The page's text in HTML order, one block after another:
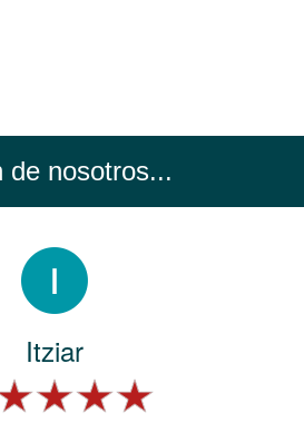
de nosotros...
Itziar